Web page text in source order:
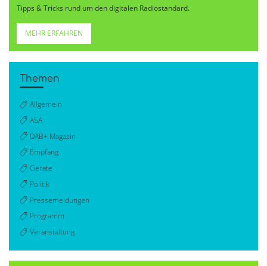
Tipps & Tricks rund um den digitalen Radiostandard.
MEHR ERFAHREN
Themen
Allgemein
ASA
DAB+ Magazin
Empfang
Geräte
Politik
Pressemeldungen
Programm
Veranstaltung